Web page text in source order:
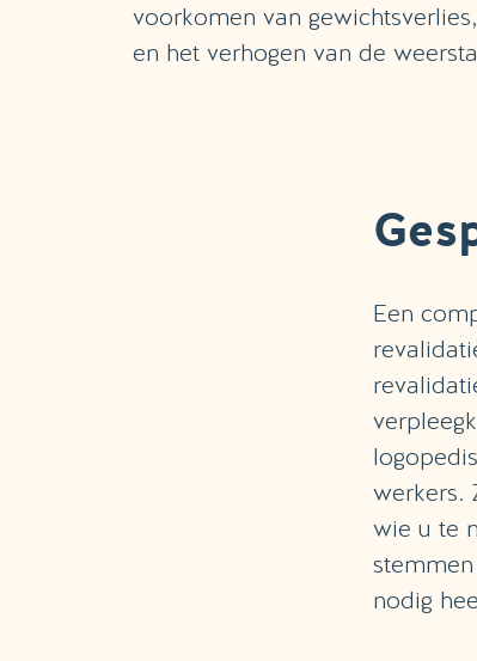
voorkomen van
en het verhogen van de
Een
werkers.
wie u te
nodig